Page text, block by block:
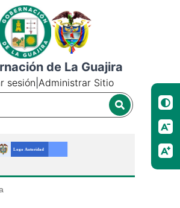
de La Guajira
sesión Administrar Sitio